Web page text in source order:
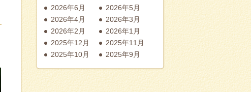
2026年6月
2026年5月
2026年4月
2026年3月
2026年2月
2026年1月
2025年12月
2025年11月
2025年10月
2025年9月